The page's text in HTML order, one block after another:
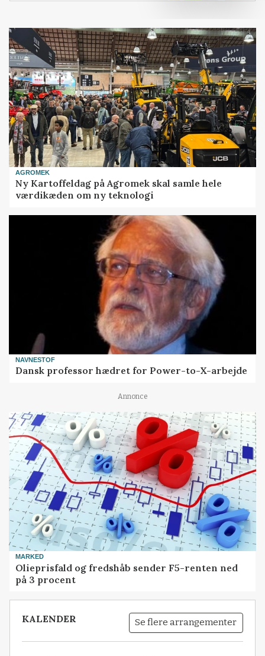
AGROMEK
Ny Kartoffeldag på Agromek skal samle hele
værdikæden om ny teknologi
NAVNESTOF
Dansk professor hædret for Power-to-X-arbejde
Annonce
MARKED
Olieprisfald og fredshåb sender F5-renten ned
på 3 procent
KALENDER Se flere arrangementer